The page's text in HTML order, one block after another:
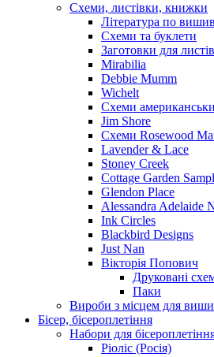
Схеми, листівки, книжки
Література по
Схеми та буклети
Заготовки для
Mirabilia
Debbie Mumm
Wichelt
Схеми
Jim Shore
Cхеми Rosewood
Lavender & Lace
Stoney Creek
Cottage Garden
Glendon Place
Alessandra Adelaide
Ink Circles
Blackbird Designs
Just Nan
Вікторія Попович
Друковані
Паки
Вироби з місцем для
Бісер, бісероплетіння
Набори для
Ріоліс (Росія)